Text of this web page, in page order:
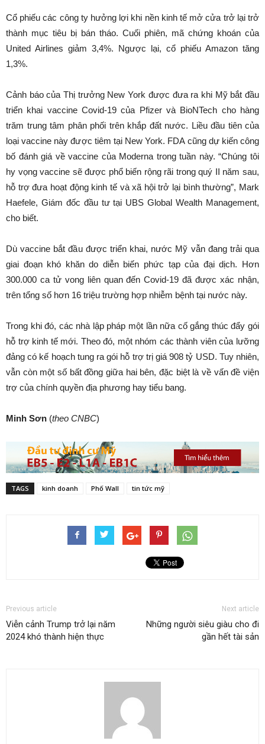
Cổ phiếu các công ty hưởng lợi khi nền kinh tế mở cửa trở lại trở
thành mục tiêu bị bán tháo. Cuối phiên, mã chứng khoán của
United Airlines giảm 3,4%. Ngược lại, cổ phiếu Amazon tăng
1,3%.
Cảnh báo của Thị trưởng New York được đưa ra khi Mỹ bắt đầu
triển khai vaccine Covid-19 của Pfizer và BioNTech cho hàng
trăm trung tâm phân phối trên khắp đất nước. Liều đầu tiên của
loại vaccine này được tiêm tại New York. FDA cũng dự kiến công
bố đánh giá về vaccine của Moderna trong tuần này. “Chúng tôi
hy vọng vaccine sẽ được phổ biến rộng rãi trong quý II năm sau,
hỗ trợ đưa hoạt động kinh tế và xã hội trở lại bình thường”, Mark
Haefele, Giám đốc đầu tư tại UBS Global Wealth Management,
cho biết.
Dù vaccine bắt đầu được triển khai, nước Mỹ vẫn đang trải qua
giai đoạn khó khăn do diễn biến phức tạp của đại dịch. Hơn
300.000 ca tử vong liên quan đến Covid-19 đã được xác nhận,
trên tổng số hơn 16 triệu trường hợp nhiễm bệnh tại nước này.
Trong khi đó, các nhà lập pháp một lần nữa cố gắng thúc đẩy gói
hỗ trợ kinh tế mới. Theo đó, một nhóm các thành viên của lưỡng
đảng có kế hoạch tung ra gói hỗ trợ trị giá 908 tỷ USD. Tuy nhiên,
vẫn còn một số bất đồng giữa hai bên, đặc biệt là về vấn đề viện
trợ của chính quyền địa phương hay tiểu bang.
Minh Sơn (theo CNBC)
TAGS kinh doanh Phố Wall tin tức mỹ
Previous article
Viễn cảnh Trump trở lại năm
2024 khó thành hiện thực
Next article
Những người siêu giàu cho đi
gần hết tài sản